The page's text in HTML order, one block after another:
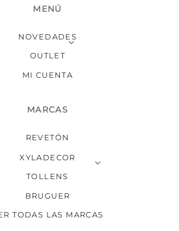
MENÚ
NOVEDADES
OUTLET
MI CUENTA
MARCAS
REVETÓN
XYLADECOR
TOLLENS
BRUGUER
TODAS LAS MARCAS